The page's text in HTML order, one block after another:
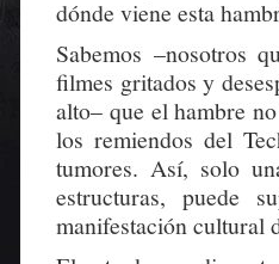
dónde viene esta
Sabemos –nosotros
filmes gritados y
alto– que el hambre
los remiendos del
tumores. Así, solo
estructuras, puede
manifestación cultural